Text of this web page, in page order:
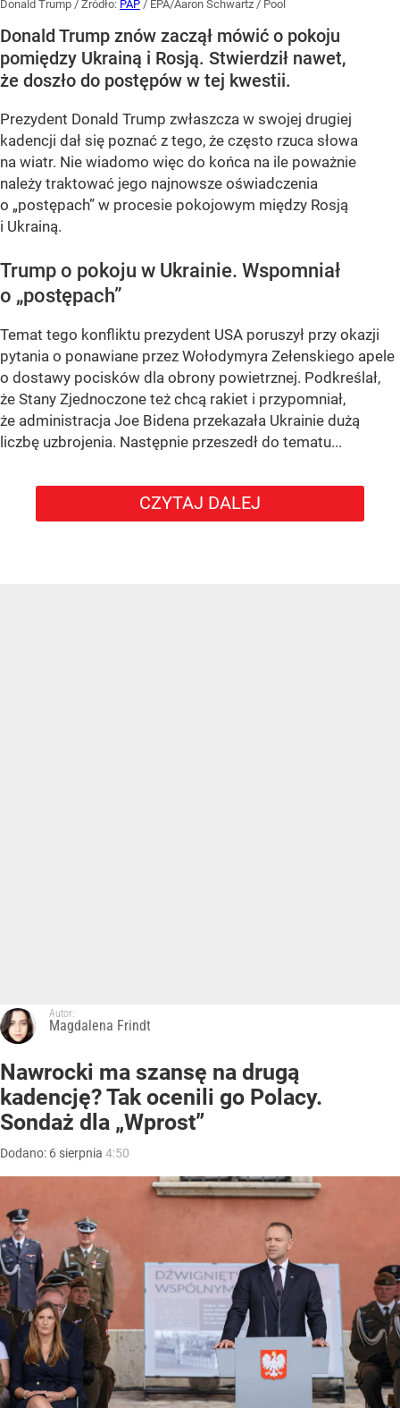
Donald Trump / Źródło: PAP / EPA/Aaron Schwartz / Pool
Donald Trump znów zaczął mówić o pokoju
pomiędzy Ukrainą i Rosją. Stwierdził nawet,
że doszło do postępów w tej kwestii.
Prezydent Donald Trump zwłaszcza w swojej drugiej
kadencji dał się poznać z tego, że często rzuca słowa
na wiatr. Nie wiadomo więc do końca na ile poważnie
należy traktować jego najnowsze oświadczenia
o „postępach” w procesie pokojowym między Rosją
i Ukrainą.
Trump o pokoju w Ukrainie. Wspomniał
o „postępach”
Temat tego konfliktu prezydent USA poruszył przy okazji
pytania o ponawiane przez Wołodymyra Zełenskiego apele
o dostawy pocisków dla obrony powietrznej. Podkreślał,
że Stany Zjednoczone też chcą rakiet i przypomniał,
że administracja Joe Bidena przekazała Ukrainie dużą
liczbę uzbrojenia. Następnie przeszedł do tematu...
CZYTAJ DALEJ
Autor:
Magdalena Frindt
Nawrocki ma szansę na drugą
kadencję? Tak ocenili go Polacy.
Sondaż dla „Wprost”
Dodano: 6 sierpnia 4:50